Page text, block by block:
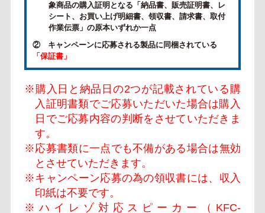
象商品の購入証明となる「納品書、販売証明書、レ
シート、お買い上げ明細書、領収書、請求書、取付
作業伝票」の原本いずれか一点
② キャンペーンに応募される製品に同梱されている
「保証書」
※購入日と納品日の2つが記載されている購
入証明書類でご応募いただいた場合は購入
日でご応募内容の判断をさせていただきま
す。
※応募書類に一点でも不備がある場合は無効
とさせていただきます。
※キャンペーン応募の為の領収書には、収入
印紙は不要です。
※ハイレゾ対応スピーカー（KFC-